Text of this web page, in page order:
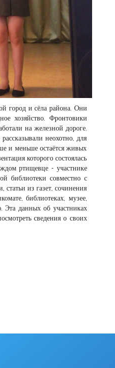
город и сёла района. Они
хозяйство. Фронтовики
на железной дороге.
неохотно, для
и меньше остаётся живых
которого состоялась
ртищевце - участнике
библиотеки совместно с
из газет, сочинения
библиотеках, музее,
Эта данных об участниках
сведения о своих